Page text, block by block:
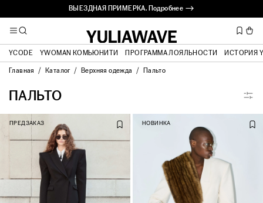
ВЫЕЗДНАЯ ПРИМЕРКА. Подробнее ⟶
YCODE YWOMAN КОМЬЮНИТИ ПРОГРАММА ЛОЯЛЬНОСТИ ИСТОРИЯ
Главная Каталог Верхняя одежда Пальто
ПАЛЬТО
ПРЕДЗАКАЗ НОВИНКА